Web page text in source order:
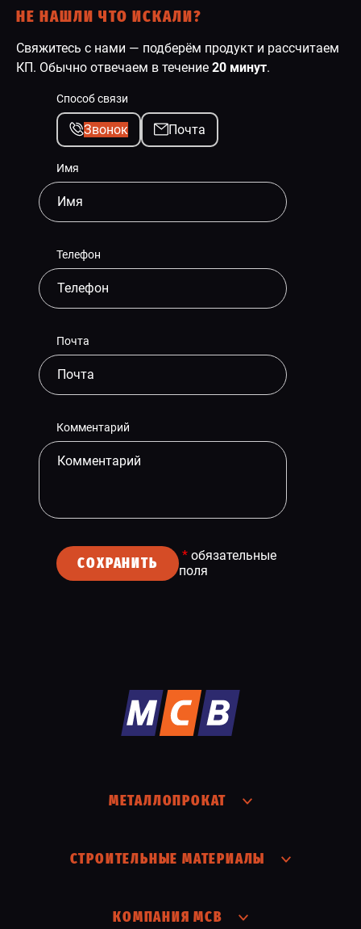
НЕ НАШЛИ ЧТО ИСКАЛИ?
Свяжитесь с нами — подберём продукт и рассчитаем
КП. Обычно отвечаем в течение 20 минут.
Способ связи
Звонок Почта
Имя
Телефон
Почта
Комментарий
СОХРАНИТЬ * обязательные
поля
МЕТАЛЛОПРОКАТ
СТРОИТЕЛЬНЫЕ МАТЕРИАЛЫ
КОМПАНИЯ МСВ